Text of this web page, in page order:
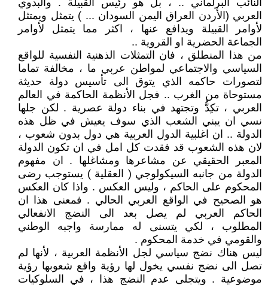
النائب البرلماني .. ، بل هو رئيس القبيلة . والبدوي
العربي (الأردن العراق اليمن السودان ... ) يتمثل ويمتثل
لأوامر القبيلة ويدافع عنها ، اكثر مما يتمثل لأوامر
الجماعة الحضرية او القروية ..
من هذا المنطلق ، فان التمثلات الذهنية النفسية للواقع
السياسي والاجتماعي لمواطن عربي ما ، مخالفة تماما
لتصورات حاكمه الذي يتوق الى تأسيس دولة حديثة
مستوحاة من الغرب .. فجل الأنظمة الحاكمة في العالم
العربي ، تكِدُّ وتجتهد في بناء دولة عصرية . لكن جلها
نسي ان يبني الشعب الذي سوف يعيش في ظل هذه
الدولة .. ان اغلبية الدول العربية هي دول بدون شعوب ،
لان هذه الشعوب قد فقدت كل امل في ان تكون الدولة
المعبر الحقيقي عن مشاعرها ومشاغلها . ان مفهوم
الدولة من جانبه السيكولوجي ( العقلية ) يستوجب رضى
المحكوم على الحاكم ، وليس العكس . واذا كان العكس
هو الصحيح في الواقع العربي الحالي . فمعنى هذا ان
الحاكم العربي لم يصل بعد الى النضج الانفعالي
المطلوب ، لكي يتسنى له ممارسة واجبه الوطني
والقومي في خدمة المحكوم .
ليس هناك نضج سياسي لجل الأنظمة العربية ، لأنها لم
تصل الى نضج نفسي يخول لها رؤية واقع شعوبها رؤية
موضوعية . ويتجلى عدم النضج هذا ، في السلوكيات